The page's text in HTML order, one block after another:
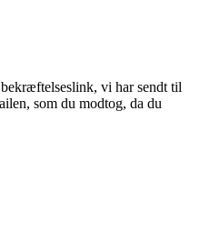
vi har sendt til
som du modtog, da du